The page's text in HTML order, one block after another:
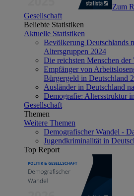
Zum
Gesellschaft
Beliebte Statistiken
Aktuelle Statistiken
Bevölkerung Deutschlands
Altersgruppen 2024
Die reichsten Menschen der
Empfänger von
Bürgergeld in Deutschland
Ausländer in Deutschland
Demografie: Altersstruktur
Gesellschaft
Themen
Weitere Themen
Demografischer Wandel -
Jugendkriminalität in
Top Report